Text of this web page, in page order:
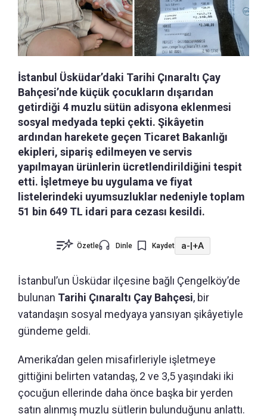
İstanbul Üsküdar’daki Tarihi Çınaraltı Çay
Bahçesi’nde küçük çocukların dışarıdan
getirdiği 4 muzlu sütün adisyona eklenmesi
sosyal medyada tepki çekti. Şikâyetin
ardından harekete geçen Ticaret Bakanlığı
ekipleri, sipariş edilmeyen ve servis
yapılmayan ürünlerin ücretlendirildiğini tespit
etti. İşletmeye bu uygulama ve fiyat
listelerindeki uyumsuzluklar nedeniyle toplam
51 bin 649 TL idari para cezası kesildi.
Özetle Dinle Kaydet a-|+A
İstanbul’un Üsküdar ilçesine bağlı Çengelköy’de
bulunan Tarihi Çınaraltı Çay Bahçesi, bir
vatandaşın sosyal medyaya yansıyan şikâyetiyle
gündeme geldi.
Amerika’dan gelen misafirleriyle işletmeye
gittiğini belirten vatandaş, 2 ve 3,5 yaşındaki iki
çocuğun ellerinde daha önce başka bir yerden
satın alınmış muzlu sütlerin bulunduğunu anlattı.